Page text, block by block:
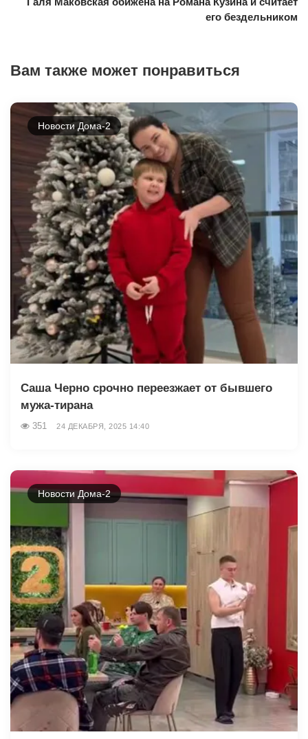
его бездельником
Вам также может понравиться
Новости Дома-2
Саша Черно срочно переезжает от бывшего
мужа-тирана
351 24 ДЕКАБРЯ, 2025 14:40
Новости Дома-2